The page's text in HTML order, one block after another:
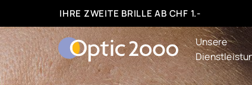
IHRE ZWEITE BRILLE AB CHF 1.-
Unsere